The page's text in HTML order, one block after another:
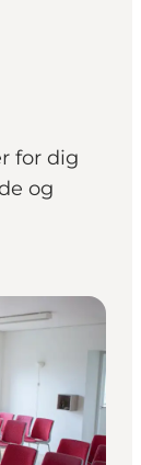
for dig
og